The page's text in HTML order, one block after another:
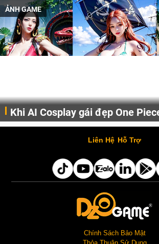
ẢNH GAME
Khi AI Cosplay gái đẹp One
Liên Hệ Hỗ Trợ
Chính Sách Bảo Mật